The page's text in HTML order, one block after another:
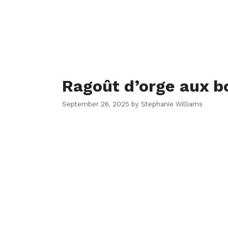
Ragoût d’orge aux
September 26, 2025 by Stephanie Williams